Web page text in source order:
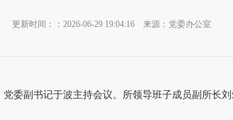
更新时间：：2026-06-29 19:04:16 来源：党委办公室
委副书记于波主持会议。所领导班子成员副所长